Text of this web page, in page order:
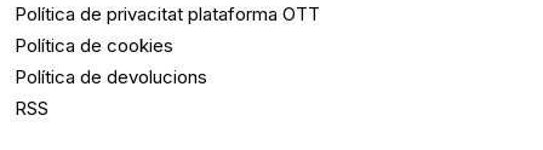
Política de privacitat plataforma OTT
Política de cookies
Política de devolucions
RSS